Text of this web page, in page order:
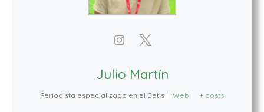
Julio Martín
Periodista especializado en el Betis | Web | + posts